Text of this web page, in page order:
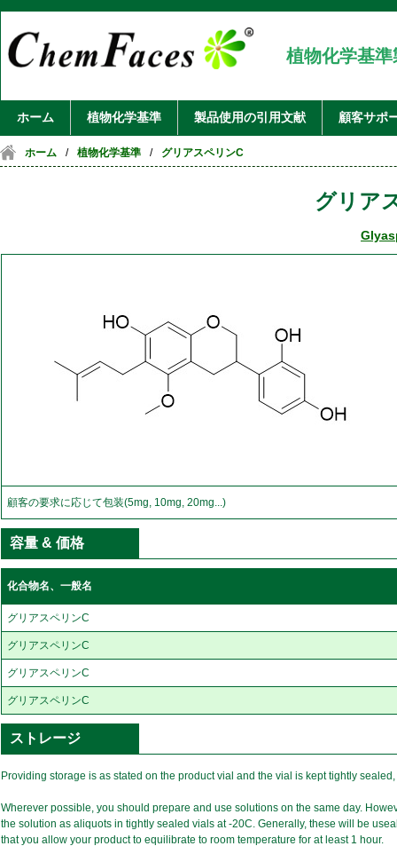
植物化学基準
ホーム 植物化学基準 製品使用の引用文献 顧客サポ
ホーム / 植物化学基準 / グリアスペリンC
グリア
顧客の要求に応じて包装(5mg, 10mg, 20mg...)
容量 & 価格
化合物名、一般名
グリアスペリンC
グリアスペリンC
グリアスペリンC
グリアスペリンC
ストレージ
Providing storage is as stated on the product vial and the vial is kept tightly
Wherever possible, you should prepare and use solutions on the same day.
the solution as aliquots in tightly sealed vials at -20C. Generally, these will be
that you allow your product to equilibrate to room temperature for at least 1 hour.